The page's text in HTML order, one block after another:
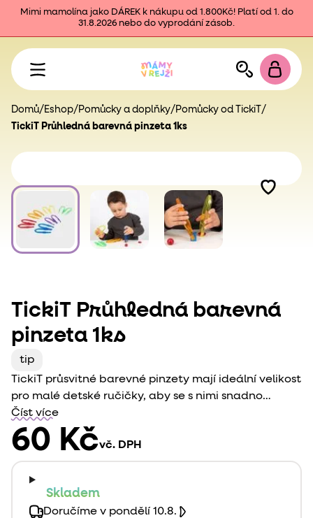
Mimi mamolína jako DÁREK k nákupu od 1.800Kč! Platí od 1. do
31.8.2026 nebo do vyprodání zásob.
Domů/ Eshop/ Pomůcky a doplňky/ Pomůcky od TickiT /
TickiT Průhledná barevná pinzeta 1ks
TickiT Průhledná barevná
pinzeta 1ks
tip
TickiT průsvitné barevné pinzety mají ideální velikost
pro malé detské ručičky, aby se s nimi snadno
manipulovalo a sbíraly malé předměty.
neodmyslitelná pomůcka pro rozvoj jemné motoriky.
Číst více
60 Kčvč. DPH
Skladem
Doručíme v pondělí 10.8.